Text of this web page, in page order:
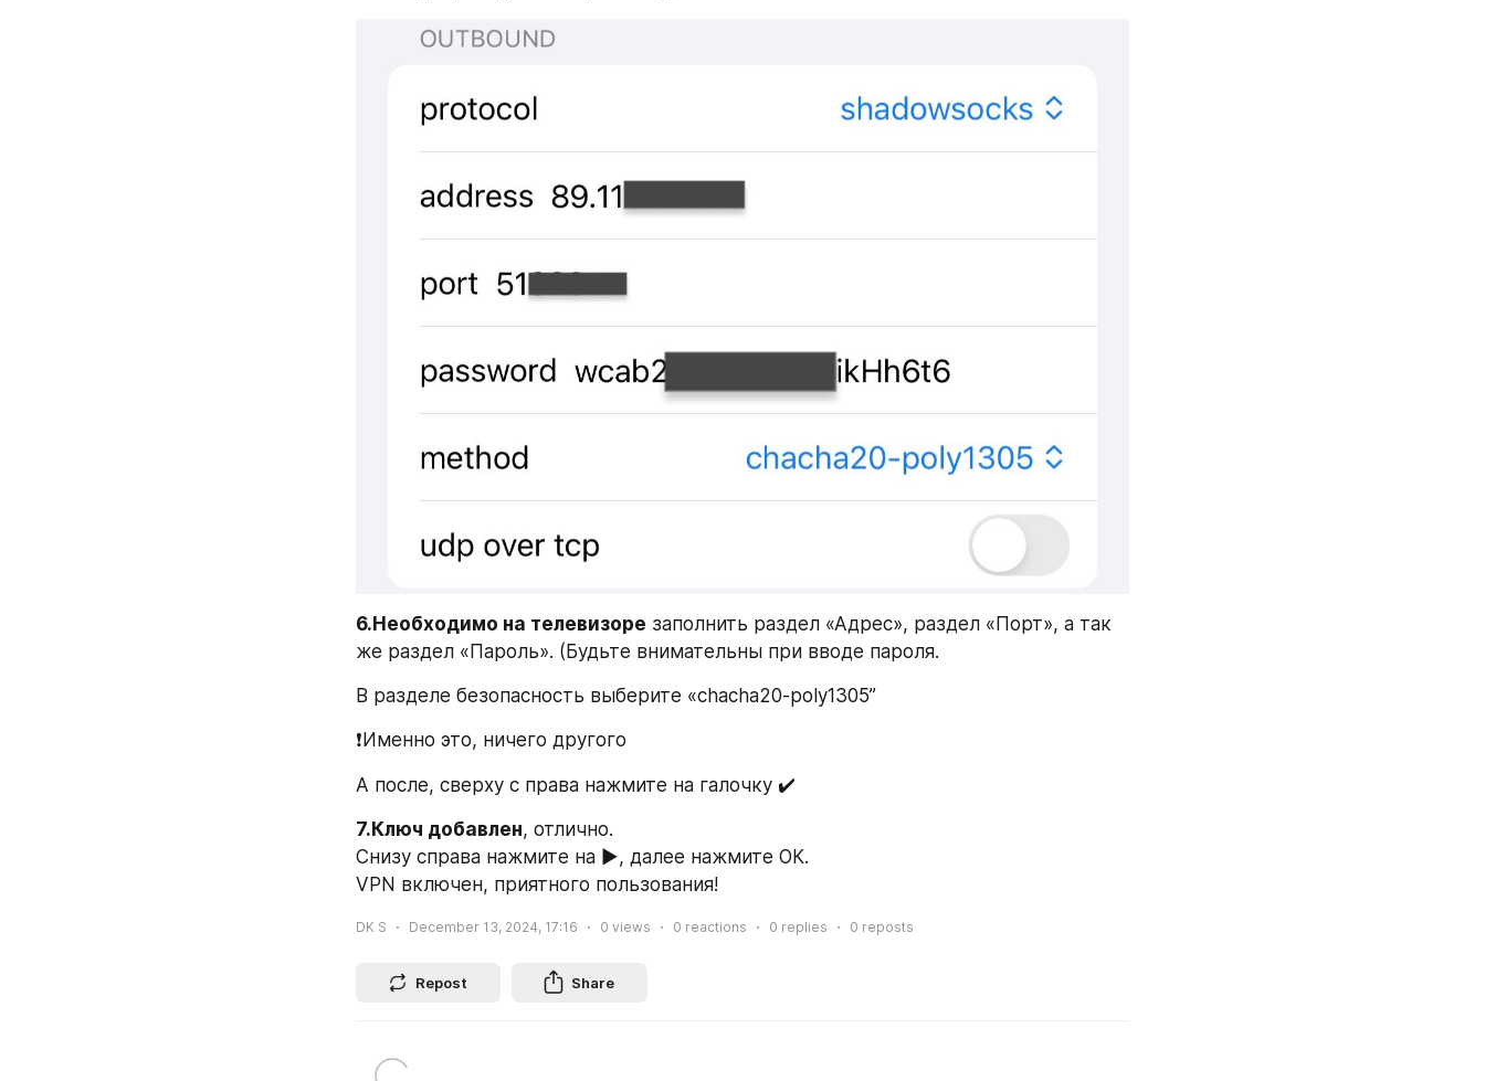
6.Необходимо на телевизоре заполнить раздел «Адрес», раздел «Порт», а так
же раздел «Пароль». (Будьте внимательны при вводе пароля.
В разделе безопасность выберите «chacha20-poly1305”
❗️Именно это, ничего другого
А после, сверху с права нажмите на галочку ✔️
7.Ключ добавлен, отлично.
Снизу справа нажмите на ▶️, далее нажмите ОК.
VPN включен, приятного пользования!
DK S December 13, 2024, 17:16 0 views 0 reactions 0 replies 0 reposts
Repost Share